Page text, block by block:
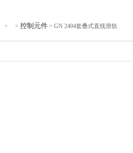
> > 控制元件 > GN 2404套叠式直线滑轨